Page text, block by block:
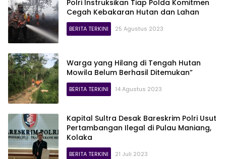
Polri Instruksikan Tiap Polda Komitmen
Cegah Kebakaran Hutan dan Lahan
BERITA TERKINI 25 Agustus 2023
Warga yang Hilang di Tengah Hutan
Mowila Belum Berhasil Ditemukan”
BERITA TERKINI 14 Agustus 2023
Kapital Sultra Desak Bareskrim Polri Usut
Pertambangan Ilegal di Pulau Maniang,
Kolaka
BERITA TERKINI 21 Juli 2023